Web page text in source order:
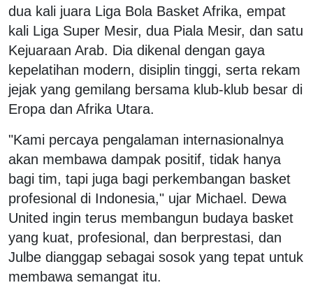
dua kali juara Liga Bola Basket Afrika, empat
kali Liga Super Mesir, dua Piala Mesir, dan satu
Kejuaraan Arab. Dia dikenal dengan gaya
kepelatihan modern, disiplin tinggi, serta rekam
jejak yang gemilang bersama klub-klub besar di
Eropa dan Afrika Utara.
"Kami percaya pengalaman internasionalnya
akan membawa dampak positif, tidak hanya
bagi tim, tapi juga bagi perkembangan basket
profesional di Indonesia," ujar Michael. Dewa
United ingin terus membangun budaya basket
yang kuat, profesional, dan berprestasi, dan
Julbe dianggap sebagai sosok yang tepat untuk
membawa semangat itu.